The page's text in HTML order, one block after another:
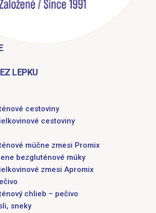
LEPKU
cestoviny
cestoviny
múčne zmesi Promix
bezgluténové múky
zmesi Apromix
chlieb – pečivo
sneky